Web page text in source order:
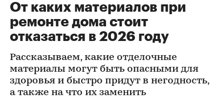
От каких материалов при
ремонте дома стоит
отказаться в 2026 году
Рассказываем, какие отделочные
материалы могут быть опасными для
здоровья и быстро придут в негодность,
а также на что их заменить